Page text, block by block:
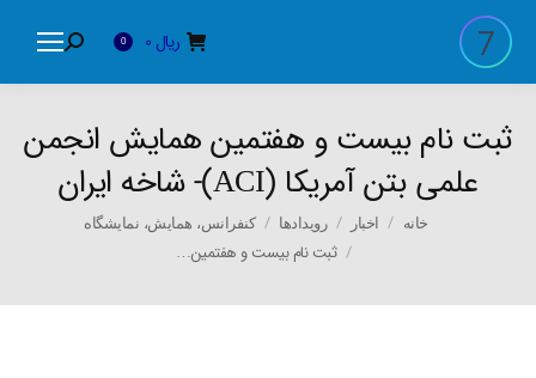
ریال 0
Search:
ثبت نام بیست و هفتمین همایش انجمن
علمی بتن آمریکا (ACI)- شاخه ایران
You are here:
خانه اخبار رویدادها کنفرانس، همایش، نمایشگاه
ثبت نام بیست و هفتمین…